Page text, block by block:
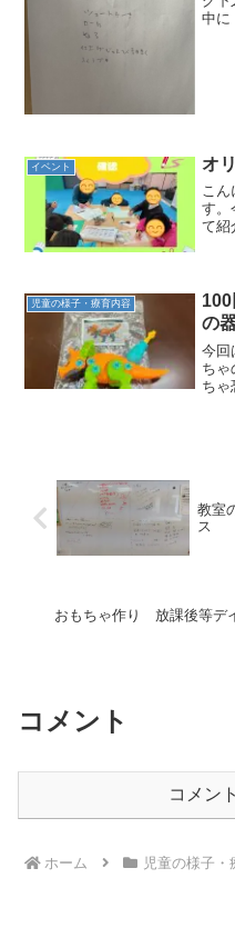
中に
イベント オ
こ
す。
て紹
のイ
児童の様子・療育内容
の
今回
ちゃ
ちゃ
教室
ス
おもちゃ作り 放課後等デ
コメント
コメン
ホーム 児童の様子・